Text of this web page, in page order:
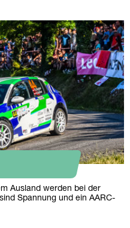
Ausland werden bei der
Spannung und ein AARC-